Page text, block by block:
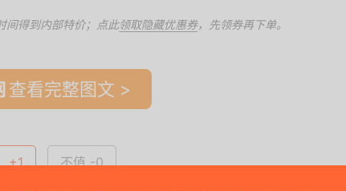
间得到内部特价；点此领取隐藏优惠券，先领券再下单。
查看完整图文 >
+1 不值 -0